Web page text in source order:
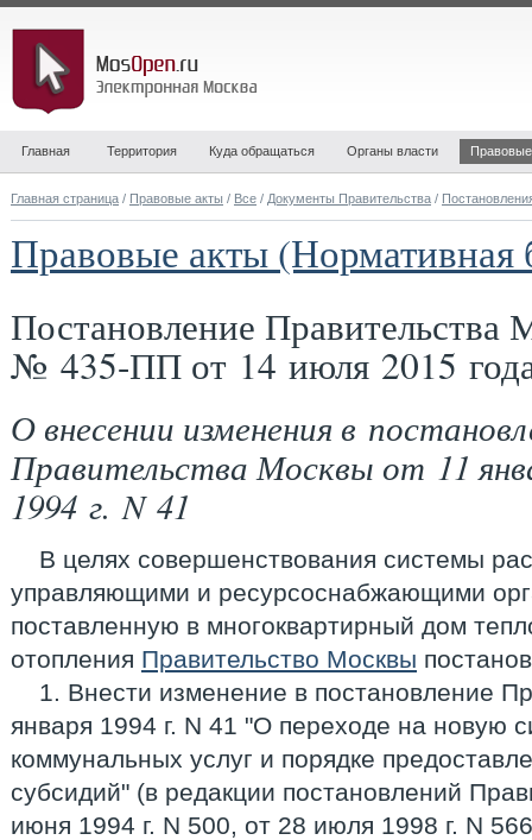
Главная Территория Куда обращаться Органы власти
Главная страница / Правовые акты / Все / Документы Правительства /
Правовые акты (Нормативная
Постановление Правительства
№ 435-ПП от 14 июля 2015
О внесении изменения в
Правительства Москвы от 11
1994 г. N 41
В целях совершенствования системы
управляющими и ресурсоснабжающими
поставленную в многоквартирный дом
отопления Правительство Москвы
1. Внести изменение в постановление
января 1994 г. N 41 "О переходе на новую
коммунальных услуг и порядке
субсидий" (в редакции постановлений
июня 1994 г. N 500, от 28 июля 1998 г. N